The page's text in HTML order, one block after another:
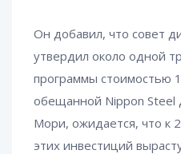
Он добавил, что совет
утвердил около одной
программы стоимостью
обещанной Nippon Steel
Мори, ожидается, что к
этих инвестиций